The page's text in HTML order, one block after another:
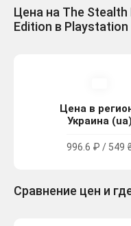
Цена на The
Edition в
Цена в
Украина (ua)
996.6 ₽ / 549
Сравнение цен и